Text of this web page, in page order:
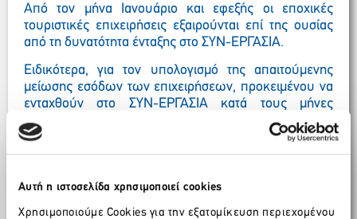
Αυτή η ιστοσελίδα χρησιμοποιεί cookies
Χρησιμοποιούμε Cookies για την εξατομίκευση περιεχομένου
Από τον μήνα Ιανουάριο και εφεξής οι εποχικές
τουριστικές επιχειρήσεις εξαιρούνται επί της ουσίας
από τη δυνατότητα ένταξης στο ΣΥΝ-ΕΡΓΑΣΙΑ.
Ειδικότερα, για τον υπολογισμό της απαιτούμενης
μείωσης εσόδων των επιχειρήσεων, προκειμένου να
ενταχθούν στο ΣΥΝ-ΕΡΓΑΣΙΑ κατά τους μήνες
Ιανουάριο έως Μάρτιο, συγκρίνεται ο κύκλος
εργασιών των μηνών Σεπτεμβρίου έως και
Δεκεμβρίου 2020 με αυτόν των αντίστοιχων μηνών
των παραπάνω μηνών του έτους 2019 δεν είναι
θετικός, λαμβάνεται υπόψη ο κύκλος εργασιών του